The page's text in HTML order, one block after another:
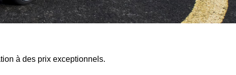
à des prix exceptionnels.